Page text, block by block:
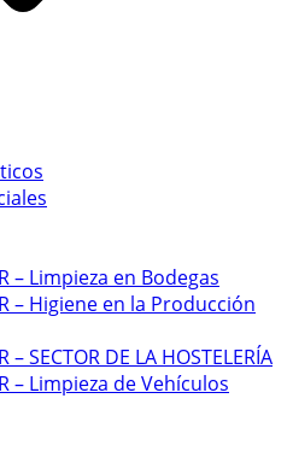
– Limpieza en Bodegas
– Higiene en la Producción
– SECTOR DE LA HOSTELERÍA
– Limpieza de Vehículos